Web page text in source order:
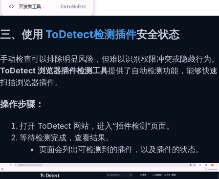
三、使用 ToDetect检测插件安全状态
手动检查可以排除明显风险，但难以识别权限冲突或隐藏行为。
ToDetect 浏览器插件检测工具提供了自动检测功能，能够快速
扫描浏览器插件。
操作步骤：
打开 ToDetect 网站，进入“插件检测”页面。
等待检测完成，查看结果。
页面会列出可检测到的插件，以及插件的状态。